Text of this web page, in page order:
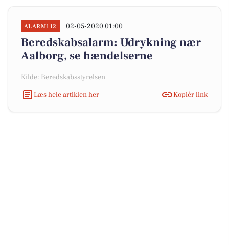
ALARM112 02-05-2020 01:00
Beredskabsalarm: Udrykning nær
Aalborg, se hændelserne
Kilde: Beredskabsstyrelsen
Læs hele artiklen her
Kopiér link